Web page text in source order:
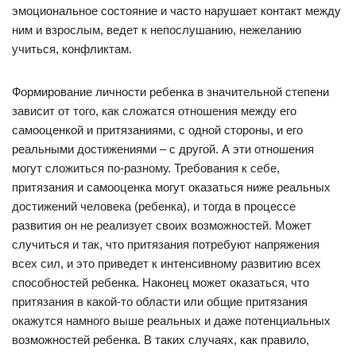
эмоциональное состояние и часто нарушает контакт между
ним и взрослым, ведет к непослушанию, нежеланию
учиться, конфликтам.
Формирование личности ребенка в значительной степени
зависит от того, как сложатся отношения между его
самооценкой и притязаниями, с одной стороны, и его
реальными достижениями – с другой. А эти отношения
могут сложиться по-разному. Требования к себе,
притязания и самооценка могут оказаться ниже реальных
достижений человека (ребенка), и тогда в процессе
развития он не реализует своих возможностей. Может
случиться и так, что притязания потребуют напряжения
всех сил, и это приведет к интенсивному развитию всех
способностей ребенка. Наконец может оказаться, что
притязания в какой-то области или общие притязания
окажутся намного выше реальных и даже потенциальных
возможностей ребенка. В таких случаях, как правило,